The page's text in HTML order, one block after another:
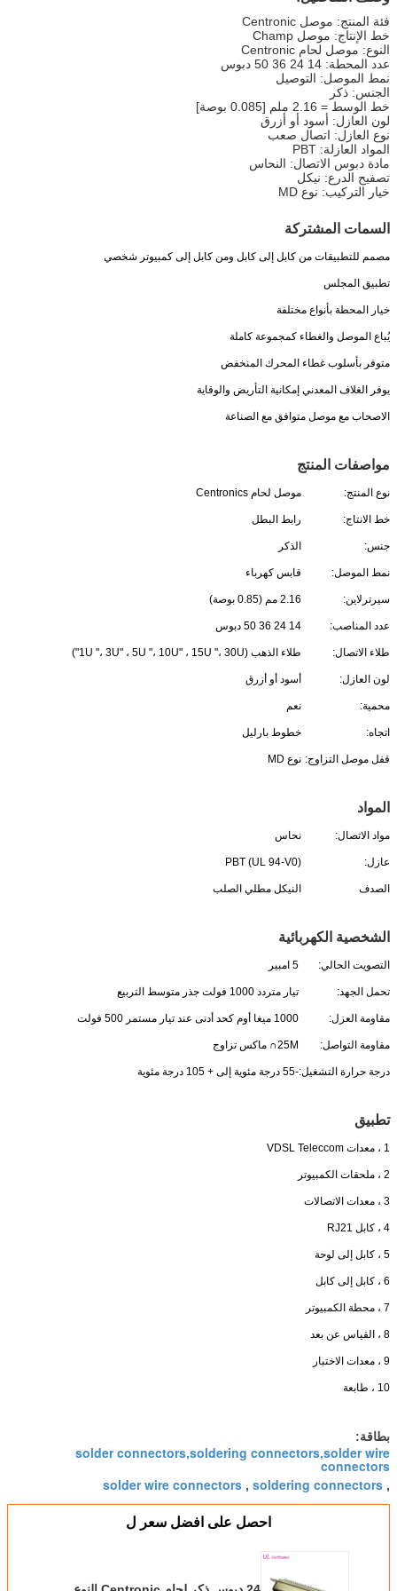
فئة المنتج: موصل Centronic
خط الإنتاج: موصل Champ
النوع: موصل لحام Centronic
عدد المحطة: 14 24 36 50 دبوس
نمط الموصل: التوصيل
الجنس: ذكر
خط الوسط = 2.16 ملم [0.085 بوصة]
لون العازل: أسود أو أزرق
نوع العازل: اتصال صعب
المواد العازلة: PBT
مادة دبوس الاتصال: النحاس
تصفيح الدرع: نيكل
خيار التركيب: نوع MD
السمات المشتركة
مصمم للتطبيقات من كابل إلى كابل ومن كابل إلى كمبيوتر شخصي
تطبيق المجلس
خيار المحطة بأنواع مختلفة
يُباع الموصل والغطاء كمجموعة كاملة
متوفر بأسلوب غطاء المحرك المنخفض
يوفر الغلاف المعدني إمكانية التأريض والوقاية
الاصحاب مع موصل متوافق مع الصناعة
مواصفات المنتج
نوع المنتج: موصل لحام Centronics
خط الانتاج: رابط البطل
جنس: الذكر
نمط الموصل: قابس كهرباء
سيرترلاين: 2.16 مم (0.85 بوصة)
عدد المناصب: 14 24 36 50 دبوس
طلاء الاتصال: طلاء الذهب (1U "، 3U" ، 5U "، 10U" ، 15U "، 30U")
لون العازل: أسود أو أزرق
محمية: نعم
اتجاه: خطوط بارليل
قفل موصل التزاوج: نوع MD
المواد
مواد الاتصال: نحاس
عازل: PBT (UL 94-V0)
الصدف النيكل مطلي الصلب
الشخصية الكهربائية
التصويت الحالي: 5 امبير
تحمل الجهد: تيار متردد 1000 فولت جذر متوسط ​​التربيع
مقاومة العزل: 1000 ميغا أوم كحد أدنى عند تيار مستمر 500 فولت
مقاومة التواصل: 25M∩ ماكس تزاوج
درجة حرارة التشغيل:-55 درجة مئوية إلى + 105 درجة مئوية
تطبيق
1 ، معدات VDSL Teleccom
2 ، ملحقات الكمبيوتر
3 ، معدات الاتصالات
4 ، كابل RJ21
5 ، كابل إلى لوحة
6 ، كابل إلى كابل
7 ، محطة الكمبيوتر
8 ، القياس عن بعد
9 ، معدات الاختبار
10 ، طابعة
بطاقة:
solder connectors,soldering connectors,solder wire
connectors
,
soldering connectors
,
solder wire connectors
احصل على افضل سعر ل